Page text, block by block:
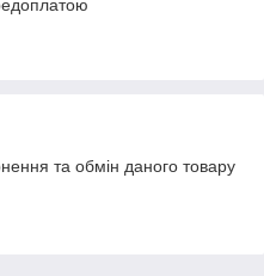
та обмін даного товару